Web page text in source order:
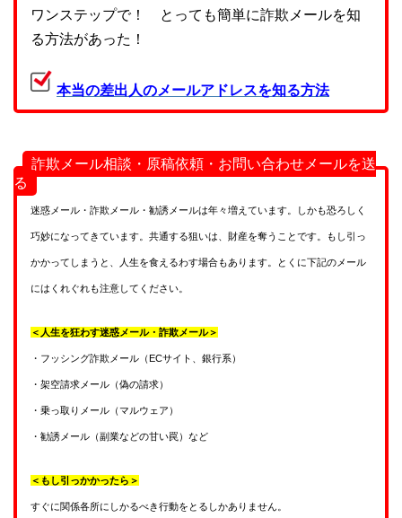
ワンステップで！ とっても簡単に詐欺メールを知
る方法があった！
本当の差出人のメールアドレスを知る方法
詐欺メール相談・原稿依頼・お問い合わせメールを送
る
迷惑メール・詐欺メール・勧誘メールは年々増えています。しかも恐ろしく
巧妙になってきています。共通する狙いは、財産を奪うことです。もし引っ
かかってしまうと、人生を食えるわす場合もあります。とくに下記のメール
にはくれぐれも注意してください。
＜人生を狂わす迷惑メール・詐欺メール＞
・フッシング詐欺メール（ECサイト、銀行系）
・架空請求メール（偽の請求）
・乗っ取りメール（マルウェア）
・勧誘メール（副業などの甘い罠）など
＜もし引っかかったら＞
すぐに関係各所にしかるべき行動をとるしかありません。